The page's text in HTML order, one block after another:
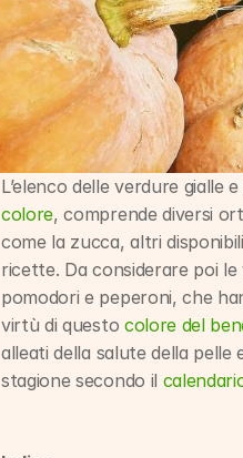
L’elenco delle verdure
colore, comprende diversi
come la zucca, altri
ricette. Da considerare poi
pomodori e peperoni, che
virtù di questo colore del
alleati della salute della
stagione secondo il